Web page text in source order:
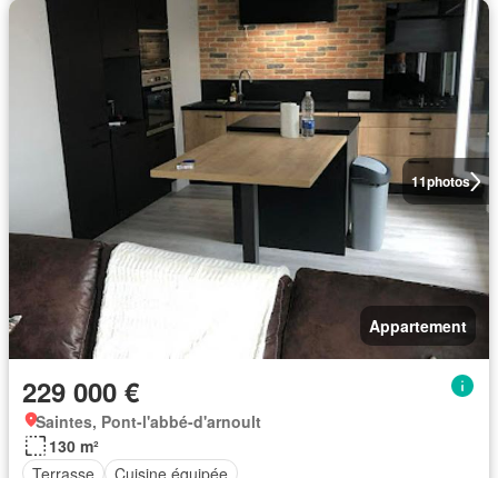
11photos
Appartement
229 000 €
Saintes, Pont-l'abbé-d'arnoult
130 m²
Terrasse
Cuisine équipée